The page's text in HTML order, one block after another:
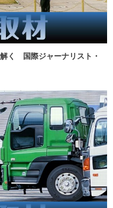
解く 国際ジャーナリスト・